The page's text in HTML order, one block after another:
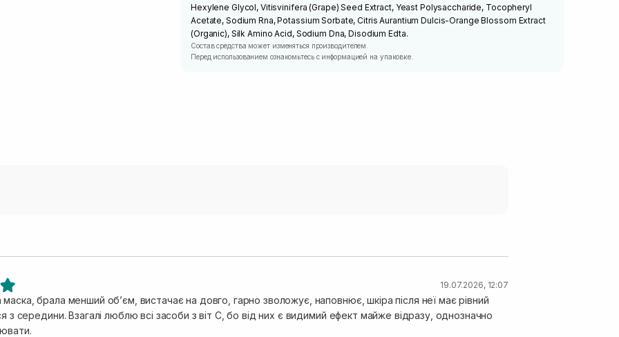
Hexylene Glycol, Vitisvinifera (Grape) Seed Extract, Yeast Polysaccharide, Tocopheryl
Acetate, Sodium Rna, Potassium Sorbate, Citris Aurantium Dulcis-Orange Blossom Extract
(Organic), Silk Amino Acid, Sodium Dna, Disodium Edta.
Состав средства может изменяться производителем.
Перед использованием ознакомьтесь с информацией на упаковке.
19.07.2026, 12:07
брала менший обʼєм, вистачає на довго, гарно зволожує, наповнює, шкіра після неї має рівний
з середини. Взагалі люблю всі засоби з віт С, бо від них є видимий ефект майже відразу, однозначно